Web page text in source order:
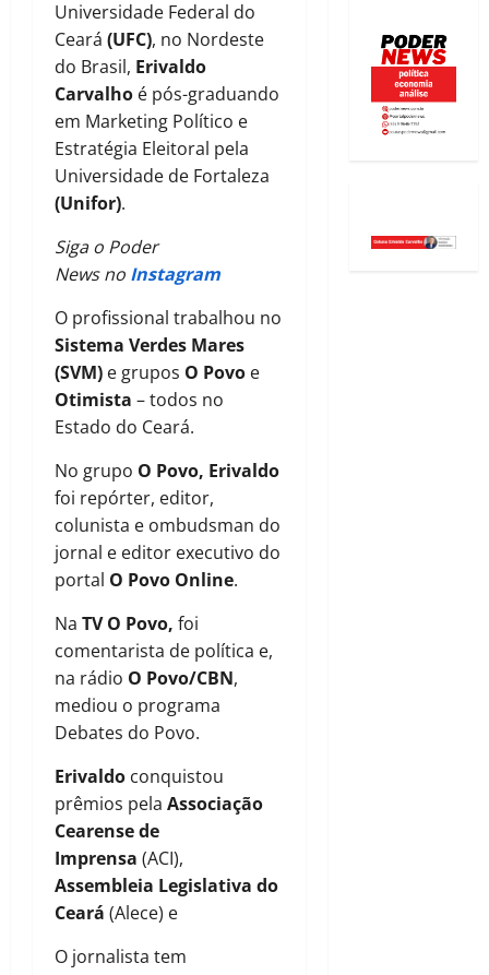
Universidade Federal do
Ceará (UFC), no Nordeste
do Brasil, Erivaldo
Carvalho é pós-graduando
em Marketing Político e
Estratégia Eleitoral pela
Universidade de Fortaleza
(Unifor).
Siga o Poder
News no Instagram
O profissional trabalhou no
Sistema Verdes Mares
(SVM) e grupos O Povo e
Otimista – todos no
Estado do Ceará.
No grupo O Povo, Erivaldo
foi repórter, editor,
colunista e ombudsman do
jornal e editor executivo do
portal O Povo Online.
Na TV O Povo, foi
comentarista de política e,
na rádio O Povo/CBN,
mediou o programa
Debates do Povo.
Erivaldo conquistou
prêmios pela Associação
Cearense de
Imprensa (ACI),
Assembleia Legislativa do
Ceará (Alece) e
O jornalista tem